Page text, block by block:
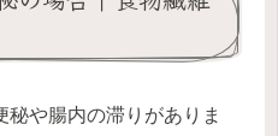
や腸内の滞りがありま